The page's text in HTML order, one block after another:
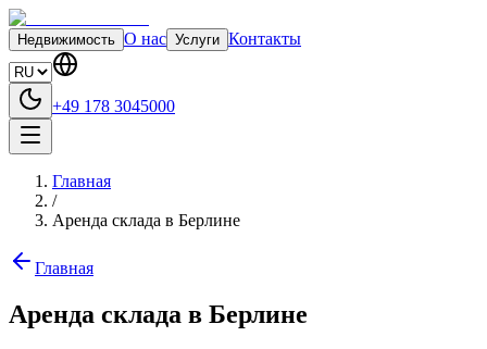
Недвижимость О нас Услуги Контакты
+49 178 3045000
Главная
/
Аренда склада в Берлине
Главная
Аренда склада в Берлине